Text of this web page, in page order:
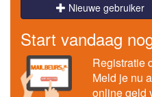
Nieuwe gebruiker
Registratie
Meld je nu
online geld